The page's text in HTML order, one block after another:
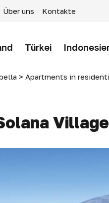
Über uns Kontakte
Türkei
> Apartments in residential complex Solana Village 2 beds, Marbella, Spain